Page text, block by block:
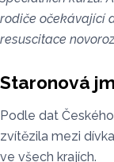
rodiče očekávající
resuscitace
Staronová
Podle dat
zvítězila mezi
ve všech krajích.